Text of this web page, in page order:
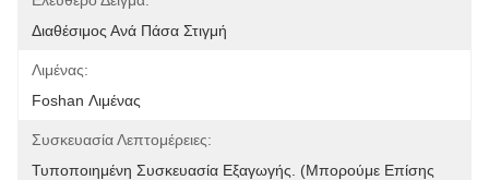
Διαθέσιμος Ανά Πάσα Στιγμή
Λιμένας:
Foshan Λιμένας
Συσκευασία Λεπτομέρειες:
Τυποποιημένη Συσκευασία Εξαγωγής. (μπορούμε Επίσης